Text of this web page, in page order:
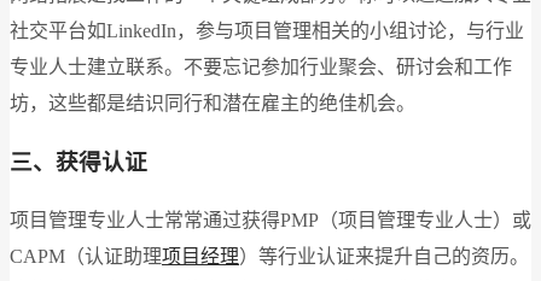
社交平台如LinkedIn，参与项目管理相关的小组讨论，与行业
专业人士建立联系。不要忘记参加行业聚会、研讨会和工作
坊，这些都是结识同行和潜在雇主的绝佳机会。
三、获得认证
项目管理专业人士常常通过获得PMP（项目管理专业人士）或
CAPM（认证助理项目经理）等行业认证来提升自己的资历。